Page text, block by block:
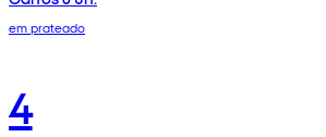
em prateado
4